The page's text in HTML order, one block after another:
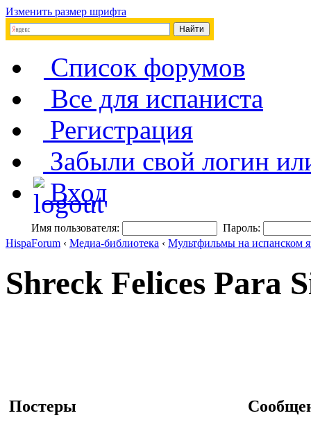
Изменить размер шрифта
Список форумов
Все для испаниста
Регистрация
Забыли свой логин
Вход
Имя пользователя:
Пароль:
HispaForum ‹ Медиа-библиотека ‹ Мультфильмы на испанском
Shreck Felices Para
Постеры